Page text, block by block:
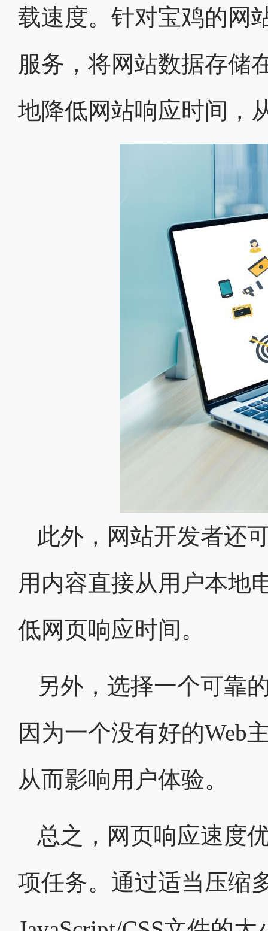
载速度。针对宝鸡的网
服务，将网站数据存储
地降低网站响应时间，
此外，网站开发者还
用内容直接从用户本地
低网页响应时间。
另外，选择一个可靠
因为一个没有好的Web
从而影响用户体验。
总之，网页响应速度
项任务。通过适当压缩